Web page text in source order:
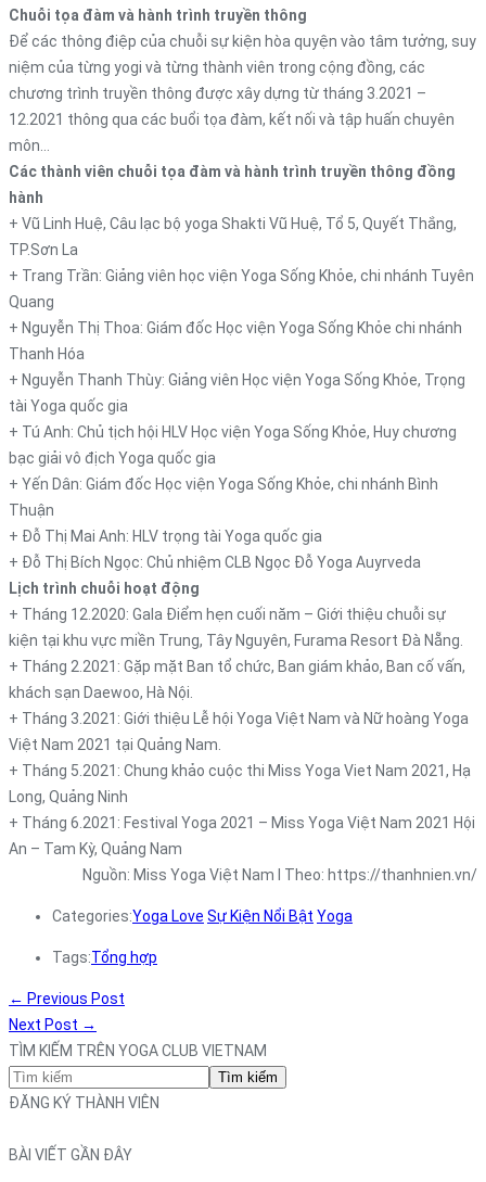
Chuỗi tọa đàm và hành trình truyền thông
Để các thông điệp của chuỗi sự kiện hòa quyện vào tâm tưởng, suy
niệm của từng yogi và từng thành viên trong cộng đồng, các
chương trình truyền thông được xây dựng từ tháng 3.2021 –
12.2021 thông qua các buổi tọa đàm, kết nối và tập huấn chuyên
môn…
Các thành viên chuỗi tọa đàm và hành trình truyền thông đồng
hành
+ Vũ Linh Huệ, Câu lạc bộ yoga Shakti Vũ Huệ, Tổ 5, Quyết Thắng,
TP.Sơn La
+ Trang Trần: Giảng viên học viện Yoga Sống Khỏe, chi nhánh Tuyên
Quang
+ Nguyễn Thị Thoa: Giám đốc Học viện Yoga Sống Khỏe chi nhánh
Thanh Hóa
+ Nguyễn Thanh Thùy: Giảng viên Học viện Yoga Sống Khỏe, Trọng
tài Yoga quốc gia
+ Tú Anh: Chủ tịch hội HLV Học viện Yoga Sống Khỏe, Huy chương
bạc giải vô địch Yoga quốc gia
+ Yến Dân: Giám đốc Học viện Yoga Sống Khỏe, chi nhánh Bình
Thuận
+ Đỗ Thị Mai Anh: HLV trọng tài Yoga quốc gia
+ Đỗ Thị Bích Ngọc: Chủ nhiệm CLB Ngọc Đỗ Yoga Auyrveda
Lịch trình chuỗi hoạt động
+ Tháng 12.2020: Gala Điểm hẹn cuối năm – Giới thiệu chuỗi sự
kiện tại khu vực miền Trung, Tây Nguyên, Furama Resort Đà Nẵng.
+ Tháng 2.2021: Gặp mặt Ban tổ chức, Ban giám khảo, Ban cố vấn,
khách sạn Daewoo, Hà Nội.
+ Tháng 3.2021: Giới thiệu Lễ hội Yoga Việt Nam và Nữ hoàng Yoga
Việt Nam 2021 tại Quảng Nam.
+ Tháng 5.2021: Chung khảo cuộc thi Miss Yoga Viet Nam 2021, Hạ
Long, Quảng Ninh
+ Tháng 6.2021: Festival Yoga 2021 – Miss Yoga Việt Nam 2021 Hội
An – Tam Kỳ, Quảng Nam
Nguồn: Miss Yoga Việt Nam l Theo: https://thanhnien.vn/
Categories:Yoga Love Sự Kiện Nổi Bật Yoga
Tags:Tổng hợp
← Previous Post
Next Post →
TÌM KIẾM TRÊN YOGA CLUB VIETNAM
Tìm kiếm
ĐĂNG KÝ THÀNH VIÊN
BÀI VIẾT GẦN ĐÂY